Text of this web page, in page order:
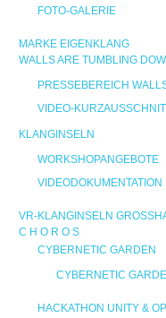
FOTO-GALERIE
MARKE EIGENKLANG
WALLS ARE TUMBLING
PRESSEBEREICH
VIDEO-
KLANGINSELN
WORKSHOPANGEBOTE
VIDEODOKUMENTATION
VR-KLANGINSELN
C H O R O S
CYBERNETIC GARDEN
CYBERNETIC
HACKATHON UNITY &